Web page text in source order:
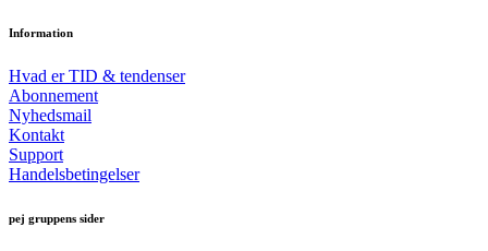
Information
Hvad er TID & tendenser
Abonnement
Nyhedsmail
Kontakt
Support
Handelsbetingelser
pej gruppens sider